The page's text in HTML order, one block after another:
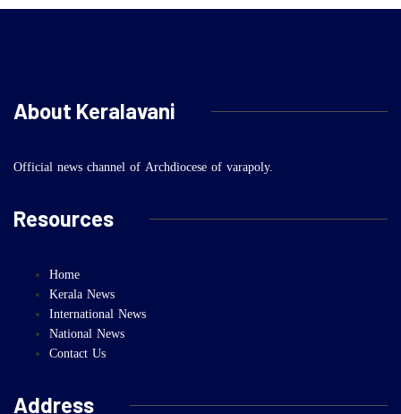
About Keralavani
Official news channel of Archdiocese of varapoly.
Resources
Home
Kerala News
International News
National News
Contact Us
Address